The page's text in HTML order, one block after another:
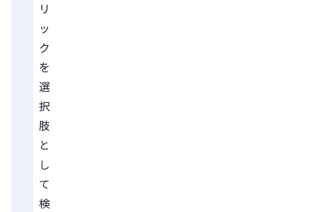
リ
ッ
ク
を
選
択
肢
と
し
て
検